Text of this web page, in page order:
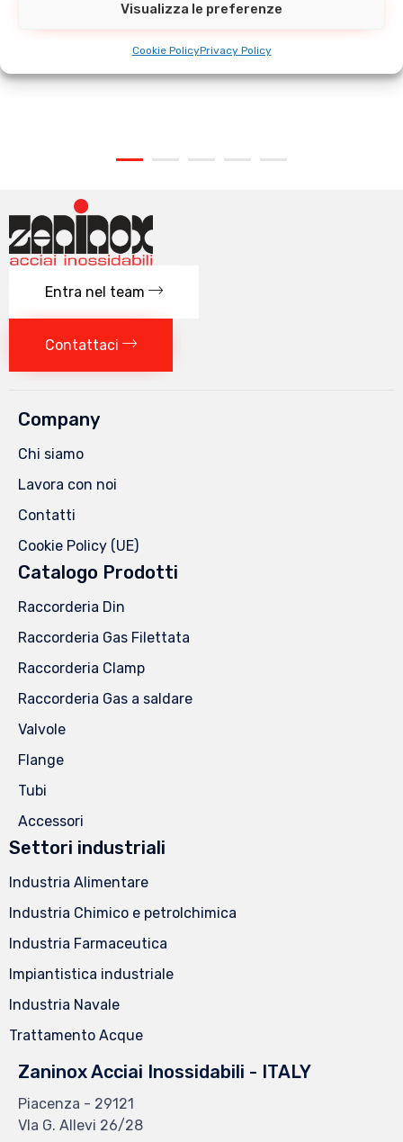
Visualizza le preferenze
Cookie PolicyPrivacy Policy
VALVOLA A FARFALLA F/F DIN
Entra nel team
Contattaci
Company
Chi siamo
Lavora con noi
Contatti
Cookie Policy (UE)
Catalogo Prodotti
Raccorderia Din
Raccorderia Gas Filettata
Raccorderia Clamp
Raccorderia Gas a saldare
Valvole
Flange
Tubi
Accessori
Settori industriali
Industria Alimentare
Industria Chimico e petrolchimica
Industria Farmaceutica
Impiantistica industriale
Industria Navale
Trattamento Acque
Zaninox Acciai Inossidabili - ITALY
Piacenza - 29121
VIa G. Allevi 26/28